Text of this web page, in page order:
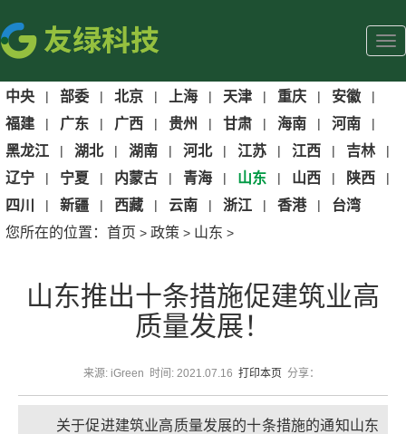
中央 | 部委 | 北京 | 上海 | 天津 | 重庆 | 安徽 |
福建 | 广东 | 广西 | 贵州 | 甘肃 | 海南 | 河南 |
黑龙江 | 湖北 | 湖南 | 河北 | 江苏 | 江西 | 吉林 |
辽宁 | 宁夏 | 内蒙古 | 青海 | 山东 | 山西 | 陕西 |
四川 | 新疆 | 西藏 | 云南 | 浙江 | 香港 |
台湾
您所在的位置： 首页 > 政策 > 山东 >
山东推出十条措施促建筑业高
质量发展！
来源: iGreen 时间: 2021.07.16 打印本页分享：
关于促进建筑业高质量发展的十条措施的通知山东